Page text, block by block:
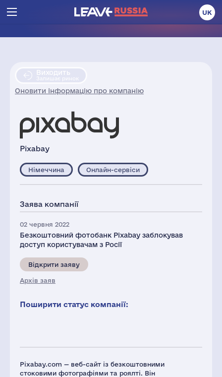
UK
Виходить
Залишає ринок
Оновити інформацію про компанію
Pixabay
Pixabay.com — веб-сайт із безкоштовними
стоковими фотографіями та роялті. Він
Німеччина Онлайн-сервіси
Заява компанії
02 червня 2022
Безкоштовний фотобанк Pixabay заблокував
доступ користувачам з Росії
Відкрити заяву
Архів заяв
Поширити статус компанії: